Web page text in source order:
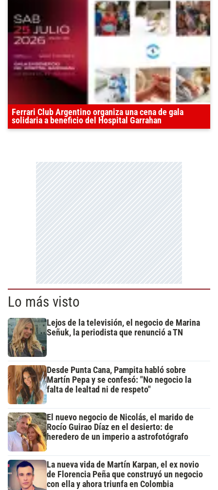
Ferrari Club Argentino organiza una cena de gala
solidaria a beneficio del Hospital Garrahan
Lo más visto
Lejos de la televisión, el negocio de Marina
Señuk, la periodista que renunció a TN
Desde Punta Cana, Pampita habló sobre
Martín Pepa y se confesó: "No negocio la
falta de lealtad ni de respeto"
El nuevo negocio de Nicolás, el marido de
Rocío Guirao Díaz en el desierto: de
heredero de un imperio a astrofotógrafo
La nueva vida de Martín Karpan, el ex novio
de Florencia Peña que construyó un negocio
con ella y ahora triunfa en Colombia